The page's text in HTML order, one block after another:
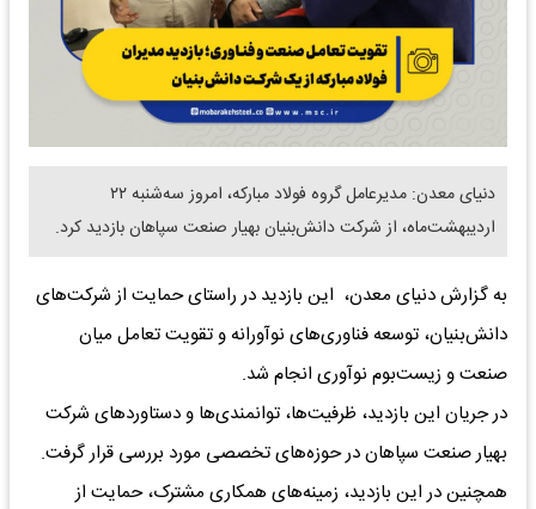
دنیای معدن: مدیرعامل گروه فولاد مبارکه، امروز سه‌شنبه ۲۲
اردیبهشت‌ماه، از شرکت دانش‌بنیان بهیار صنعت سپاهان بازدید کرد.
به گزارش دنیای معدن، این بازدید در راستای حمایت از شرکت‌های
دانش‌بنیان، توسعه فناوری‌های نوآورانه و تقویت تعامل میان
صنعت و زیست‌بوم نوآوری انجام شد.
در جریان این بازدید، ظرفیت‌ها، توانمندی‌ها و دستاوردهای شرکت
بهیار صنعت سپاهان در حوزه‌های تخصصی مورد بررسی قرار گرفت.
همچنین در این بازدید، زمینه‌های همکاری مشترک، حمایت از